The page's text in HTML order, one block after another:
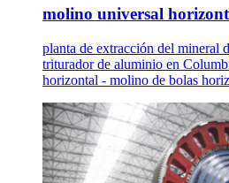
molino universal
planta de extracción del mineral
triturador de aluminio en
horizontal - molino de bolas